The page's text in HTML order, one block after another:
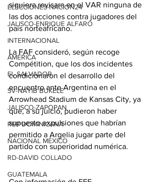
ELECCIONES-NACION24
JALISCO-ENRIQUE ALFARO
INTERNACIONAL
AMÉRICA
EL SALVADOR
SV-NAYIB BUKELE
JALISCO-ZAPOPAN
REP DOMINICANA
NACIONAL MÉXICO
RD-DAVID COLLADO
GUATEMALA
siquiera revisara en el VAR ninguna de
las dos acciones contra jugadores del
país norteafricano.
La FAF consideró, según recoge
Compétition, que los dos incidentes
condicionaron el desarrollo del
encuentro ante Argentina en el
Arrowhead Stadium de Kansas City, ya
que, a su juicio, pudieron haber
supuesto expulsiones que habrían
permitido a Argelia jugar parte del
partido con superioridad numérica.